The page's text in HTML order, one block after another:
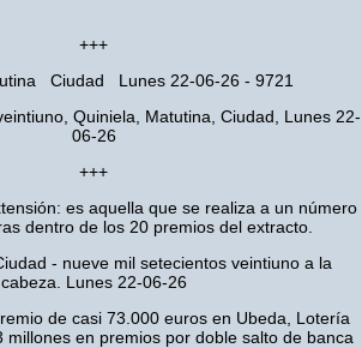
+++
Ciudad Lunes 22-06-26 - 9721
Quiniela, Matutina, Ciudad, Lunes 22-
06-26
+++
es aquella que se realiza a un número
dentro de los 20 premios del extracto.
- nueve mil setecientos veintiuno a la
cabeza. Lunes 22-06-26
de casi 73.000 euros en Ubeda, Lotería
millones en premios por doble salto de banca